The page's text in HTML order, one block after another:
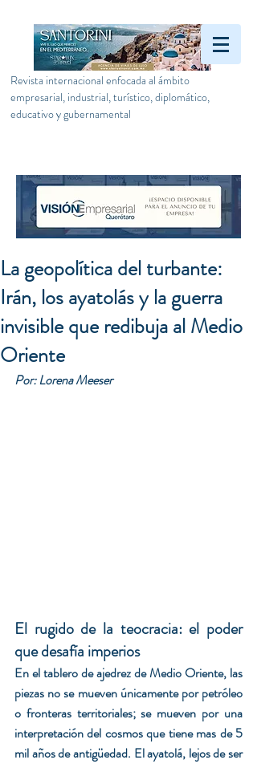
Revista internacional enfocada al ámbito
empresarial, industrial, turístico, diplomático,
educativo y gubernamental
La geopolítica del turbante:
Irán, los ayatolás y la guerra
invisible que redibuja al Medio
Oriente
Por: Lorena Meeser
El rugido de la teocracia: el poder
que desafía imperios
En el tablero de ajedrez de Medio Oriente, las
piezas no se mueven únicamente por petróleo
o fronteras territoriales; se mueven por una
interpretación del cosmos que tiene mas de 5
mil años de antigüedad. El ayatolá, lejos de ser